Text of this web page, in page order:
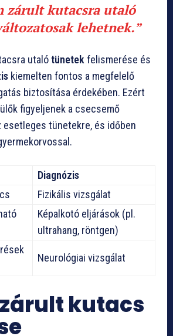
zárult kutacsra utaló
lehetnek.”
utalótünetek felismerése és
kiemelten fontos a megfelelő
biztosítása érdekében. Ezért
figyeljenek a csecsemő
tünetekre, és időben
Diagnózis
Fizikális vizsgálat
Képalkotó eljárások (pl.
ultrahang, röntgen)
Neurológiai vizsgálat
kutacs